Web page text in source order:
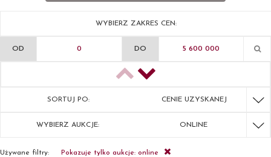
WYBIERZ ZAKRES CEN:
OD DO
SORTUJ PO: CENIE UZYSKANEJ
WYBIERZ AUKCJE: ONLINE
Używane filtry: Pokazuje tylko aukcje: online